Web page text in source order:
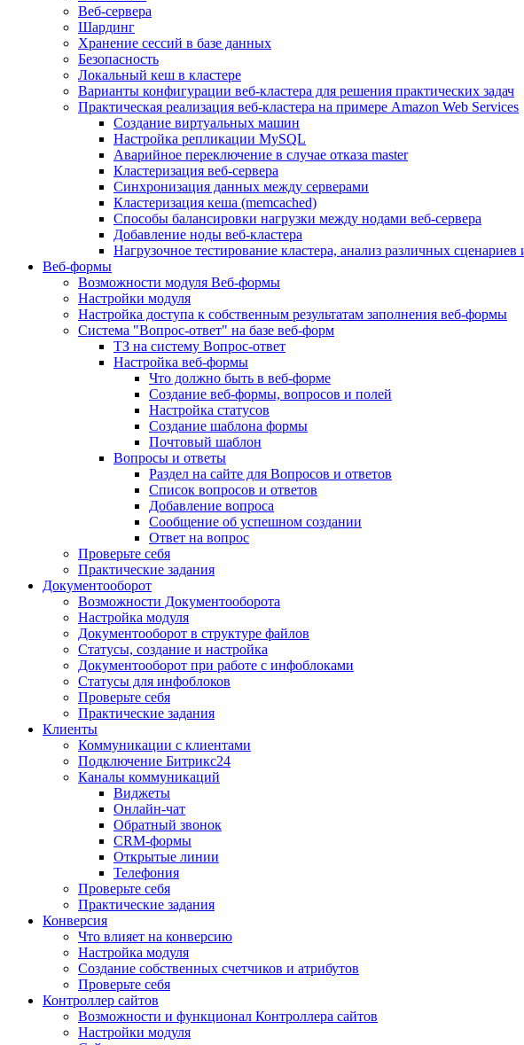
Веб-сервера
Шардинг
Хранение сессий в базе данных
Безопасность
Локальный кеш в кластере
Варианты конфигурации веб-кластера для решения практических задач
Практическая реализация веб-кластера на примере Amazon Web Services
Создание виртуальных машин
Настройка репликации MySQL
Аварийное переключение в случае отказа master
Кластеризация веб-сервера
Синхронизация данных между серверами
Кластеризация кеша (memcached)
Способы балансировки нагрузки между нодами веб-сервера
Добавление ноды веб-кластера
Нагрузочное тестирование кластера, анализ различных
Веб-формы
Возможности модуля Веб-формы
Настройки модуля
Настройка доступа к собственным результатам заполнения веб-формы
Система "Вопрос-ответ" на базе веб-форм
ТЗ на систему Вопрос-ответ
Настройка веб-формы
Что должно быть в веб-форме
Создание веб-формы, вопросов и полей
Настройка статусов
Создание шаблона формы
Почтовый шаблон
Вопросы и ответы
Раздел на сайте для Вопросов и ответов
Список вопросов и ответов
Добавление вопроса
Сообщение об успешном создании
Ответ на вопрос
Проверьте себя
Практические задания
Документооборот
Возможности Документооборота
Настройка модуля
Документооборот в структуре файлов
Статусы, создание и настройка
Документооборот при работе с инфоблоками
Статусы для инфоблоков
Проверьте себя
Практические задания
Клиенты
Коммуникации с клиентами
Подключение Битрикс24
Каналы коммуникаций
Виджеты
Онлайн-чат
Обратный звонок
CRM-формы
Открытые линии
Телефония
Проверьте себя
Практические задания
Конверсия
Что влияет на конверсию
Настройка модуля
Создание собственных счетчиков и атрибутов
Проверьте себя
Контроллер сайтов
Возможности и функционал Контроллера сайтов
Настройки модуля